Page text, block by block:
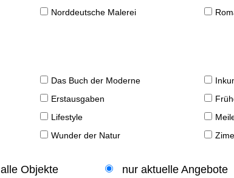
Norddeutsche Malerei
Das Buch der Moderne
Erstausgaben
Lifestyle
Wunder der Natur
alle Objekte
nur aktuelle Angebote